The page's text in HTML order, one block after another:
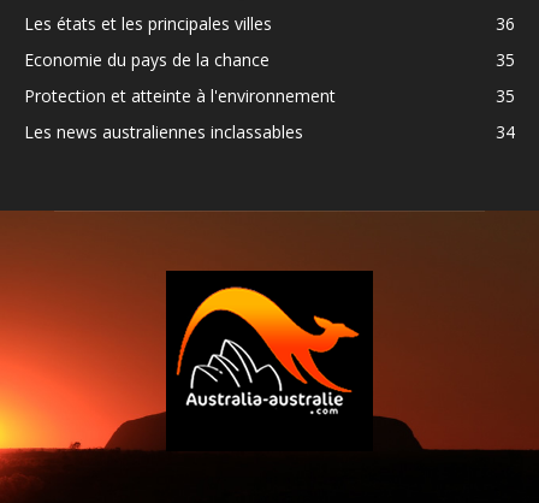
Les états et les principales villes
36
Economie du pays de la chance
35
Protection et atteinte à l'environnement
35
Les news australiennes inclassables
34